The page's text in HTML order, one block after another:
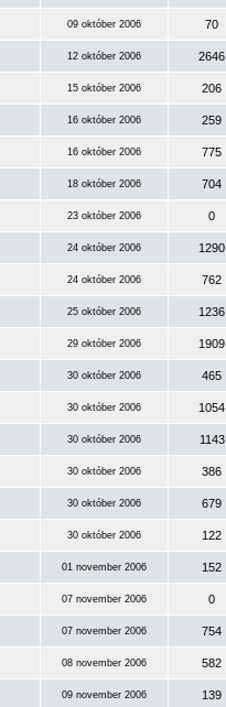
09 október 2006 70
12 október 2006 2646
15 október 2006 206
16 október 2006 259
16 október 2006 775
18 október 2006 704
23 október 2006 0
24 október 2006 1290
24 október 2006 762
25 október 2006 1236
29 október 2006 1909
30 október 2006 465
30 október 2006 1054
30 október 2006 1143
30 október 2006 386
30 október 2006 679
30 október 2006 122
01 november 2006 152
07 november 2006 0
07 november 2006 754
08 november 2006 582
09 november 2006 139